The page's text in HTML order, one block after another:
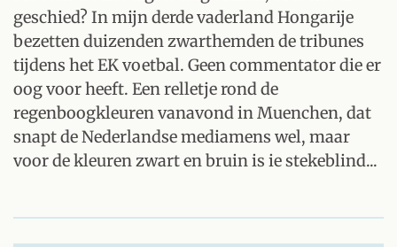
geschied? In mijn derde vaderland Hongarije
bezetten duizenden zwarthemden de tribunes
tijdens het EK voetbal. Geen commentator die er
oog voor heeft. Een relletje rond de
regenboogkleuren vanavond in Muenchen, dat
snapt de Nederlandse mediamens wel, maar
voor de kleuren zwart en bruin is ie stekeblind...